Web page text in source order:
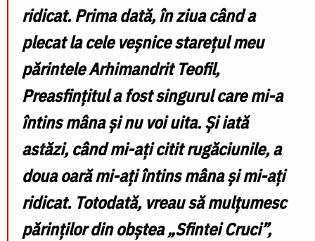
ridicat. Prima dată, în ziua când a
plecat la cele veșnice starețul meu
părintele Arhimandrit Teofil,
Preasfințitul a fost singurul care mi-a
întins mâna și nu voi uita. Și iată
astăzi, când mi-ați citit rugăciunile, a
doua oară mi-ați întins mâna și mi-ați
ridicat. Totodată, vreau să mulțumesc
părinților din obștea „Sfintei Cruci”,